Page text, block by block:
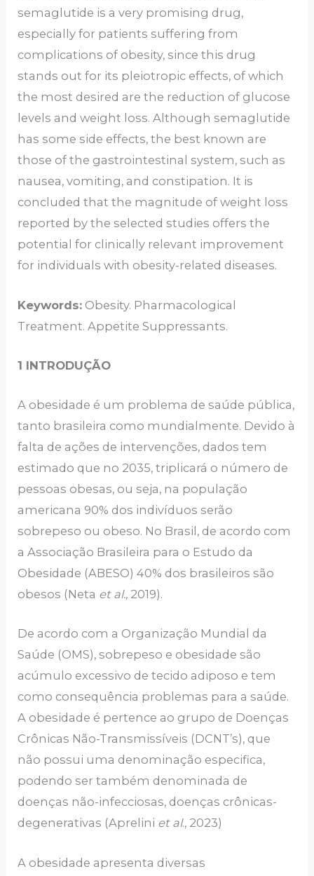
semaglutide is a very promising drug,
especially for patients suffering from
complications of obesity, since this drug
stands out for its pleiotropic effects, of which
the most desired are the reduction of glucose
levels and weight loss. Although semaglutide
has some side effects, the best known are
those of the gastrointestinal system, such as
nausea, vomiting, and constipation. It is
concluded that the magnitude of weight loss
reported by the selected studies offers the
potential for clinically relevant improvement
for individuals with obesity-related diseases.
Keywords: Obesity. Pharmacological
Treatment. Appetite Suppressants.
1 INTRODUÇÃO
A obesidade é um problema de saúde pública,
tanto brasileira como mundialmente. Devido à
falta de ações de intervenções, dados tem
estimado que no 2035, triplicará o número de
pessoas obesas, ou seja, na população
americana 90% dos indivíduos serão
sobrepeso ou obeso. No Brasil, de acordo com
a Associação Brasileira para o Estudo da
Obesidade (ABESO) 40% dos brasileiros são
obesos (Neta et al., 2019).
De acordo com a Organização Mundial da
Saúde (OMS), sobrepeso e obesidade são
acúmulo excessivo de tecido adiposo e tem
como consequência problemas para a saúde.
A obesidade é pertence ao grupo de Doenças
Crônicas Não-Transmissíveis (DCNT’s), que
não possui uma denominação especifica,
podendo ser também denominada de
doenças não-infecciosas, doenças crônicas-
degenerativas (Aprelini et al., 2023)
A obesidade apresenta diversas